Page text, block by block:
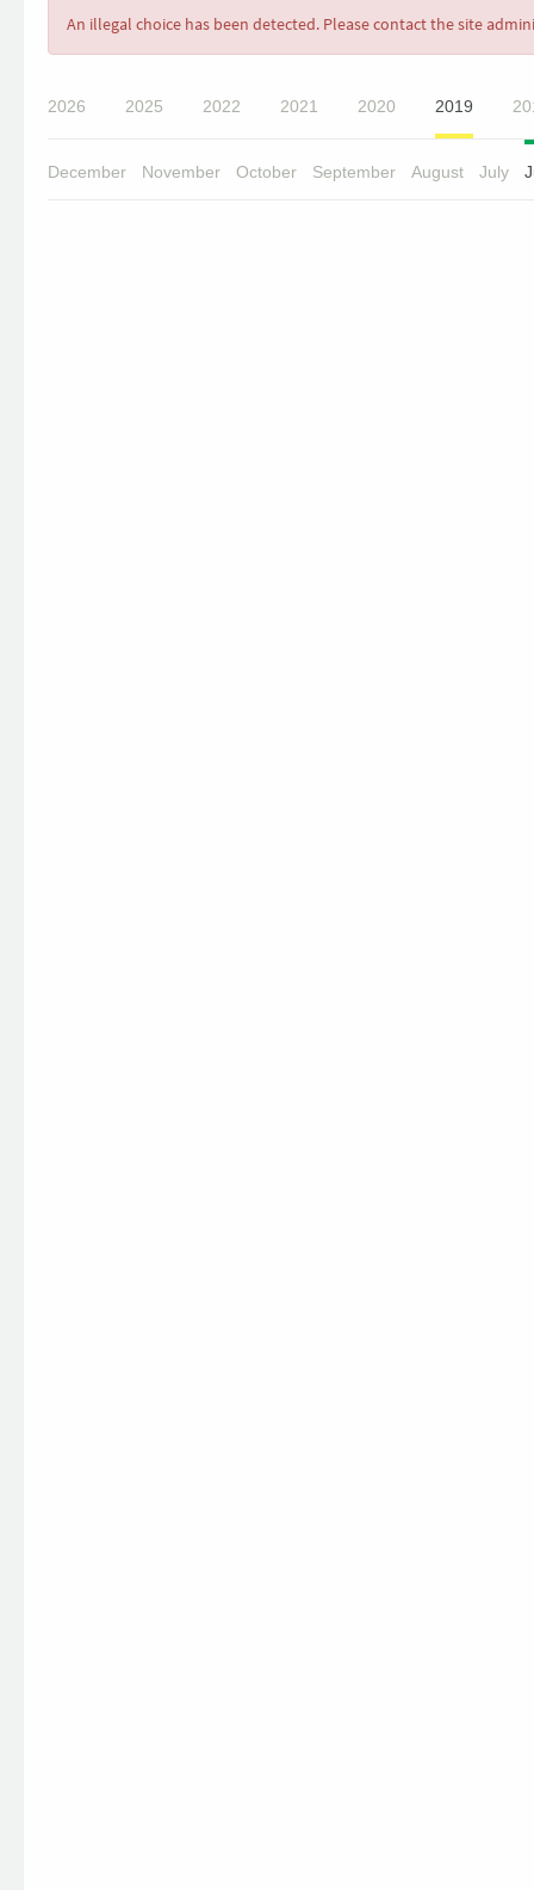
Error
An illegal choice has been detected. Please contact the site
2026 2025 2022 2021 2020 2019
December November October September August July